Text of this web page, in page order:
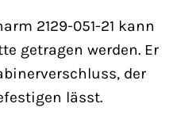
2129-051-21 kann
getragen werden. Er
der
lässt.